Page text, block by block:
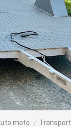
moto Transport